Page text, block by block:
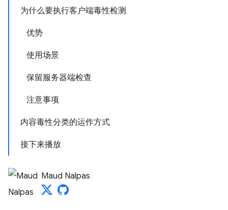
为什么要执行客户端毒性检测
优势
使用场景
保留服务器端检查
注意事项
内容毒性分类的运作方式
接下来播放
Maud Nalpas